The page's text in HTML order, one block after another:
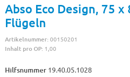
Abso Eco Design, 75
Flügeln
Artikelnummer:00150201
Inhalt pro OP: 1,00
Hilfsnummer 19.40.05.1028